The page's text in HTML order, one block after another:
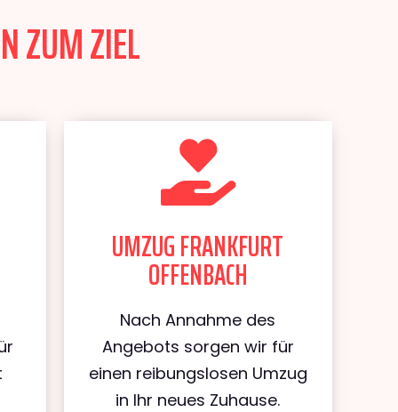
ZUM ZIEL
UMZUG FRANKFURT
OFFENBACH
Nach Annahme des
Angebots sorgen wir für
einen reibungslosen Umzug
in Ihr neues Zuhause.